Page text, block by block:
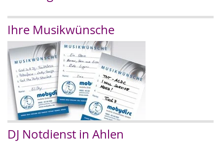
Ihre Musikwünsche
DJ Notdienst in Ahlen